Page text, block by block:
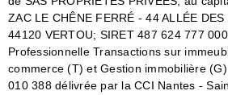
ZAC LE CHÊNE FERRÉ - 44 ALLÉE
44120 VERTOU; SIRET 487 624 777
Professionnelle Transactions sur
commerce (T) et Gestion immobilière
010 388 délivrée par la CCI Nantes -